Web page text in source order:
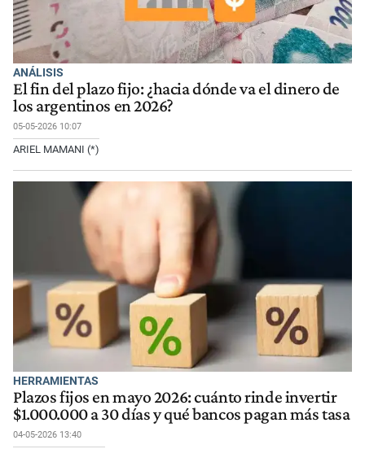
ANÁLISIS
El fin del plazo fijo: ¿hacia dónde va el dinero de
los argentinos en 2026?
05-05-2026 10:07
ARIEL MAMANI (*)
HERRAMIENTAS
Plazos fijos en mayo 2026: cuánto rinde invertir
$1.000.000 a 30 días y qué bancos pagan más tasa
04-05-2026 13:40